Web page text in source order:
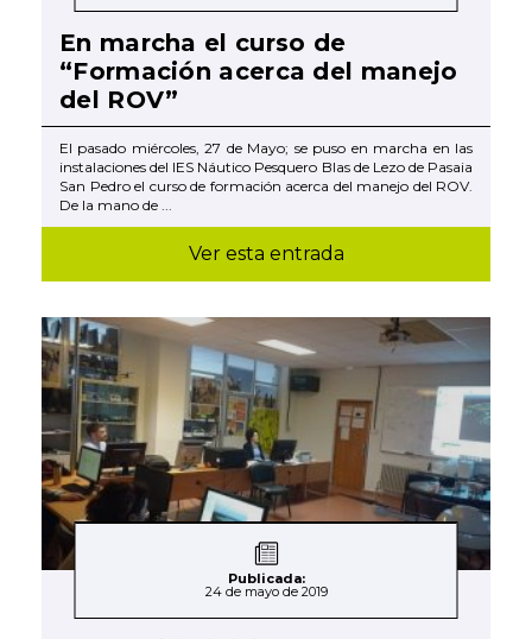
En marcha el curso de
“Formación acerca del manejo
del ROV”
El pasado miércoles, 27 de Mayo; se puso en marcha en las
instalaciones del IES Náutico Pesquero Blas de Lezo de Pasaia
San Pedro el curso de formación acerca del manejo del ROV.
De la mano de ...
Ver esta entrada
Publicada:
24 de mayo de 2019